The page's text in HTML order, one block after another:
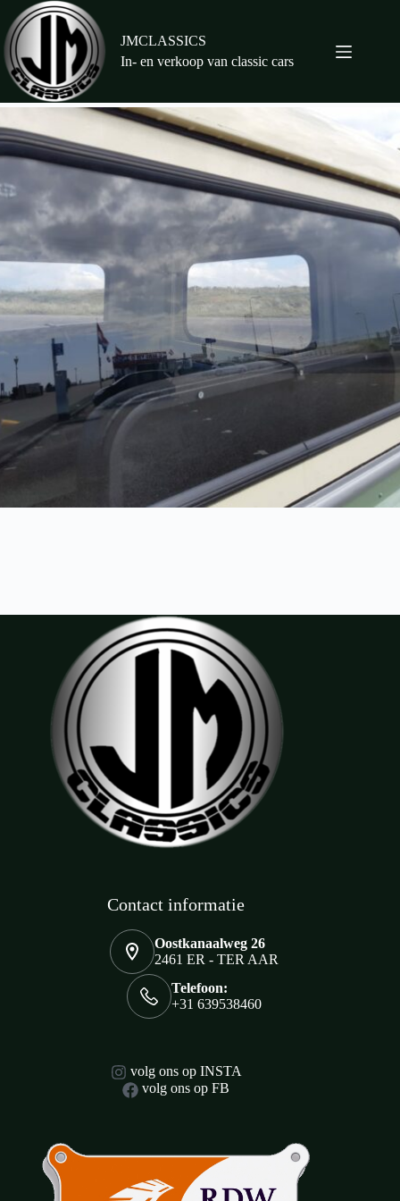
naar
de
inhoud
JMCLASSICS
In- en verkoop van classic cars
Contact informatie
Oostkanaalweg 26
2461 ER - TER AAR
Telefoon:
+31 639538460
volg ons op INSTA
volg ons op FB